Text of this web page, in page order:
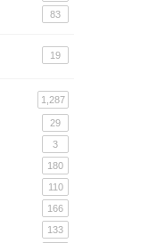
83
19
1,287
29
3
180
110
166
133